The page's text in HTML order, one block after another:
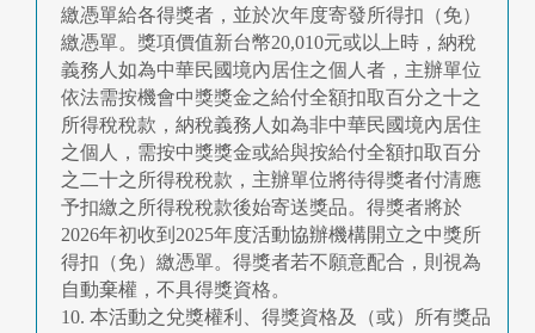
繳憑單給各得獎者，並於次年度寄發所得扣（免）
繳憑單。獎項價值新台幣20,010元或以上時，納稅
義務人如為中華民國境內居住之個人者，主辦單位
依法需按機會中獎獎金之給付全額扣取百分之十之
所得稅稅款，納稅義務人如為非中華民國境內居住
之個人，需按中獎獎金或給與按給付全額扣取百分
之二十之所得稅稅款，主辦單位將待得獎者付清應
予扣繳之所得稅稅款後始寄送獎品。得獎者將於
2026年初收到2025年度活動協辦機構開立之中獎所
得扣（免）繳憑單。得獎者若不願意配合，則視為
自動棄權，不具得獎資格。
10. 本活動之兌獎權利、得獎資格及（或）所有獎品